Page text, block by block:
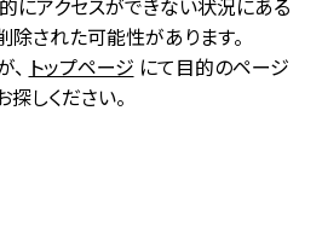
にアクセスができない状況にある
除された可能性があります。
トップページ にて目的のページ
探しください。